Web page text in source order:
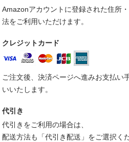
Amazonアカウントに登録された住所
法をご利用いただけます。
クレジットカード
ご注文後、決済ページへ進みお支払い
いいたします。
代引き
代引きをご利用の場合は、
配送方法も「代引き配送」をご選択く